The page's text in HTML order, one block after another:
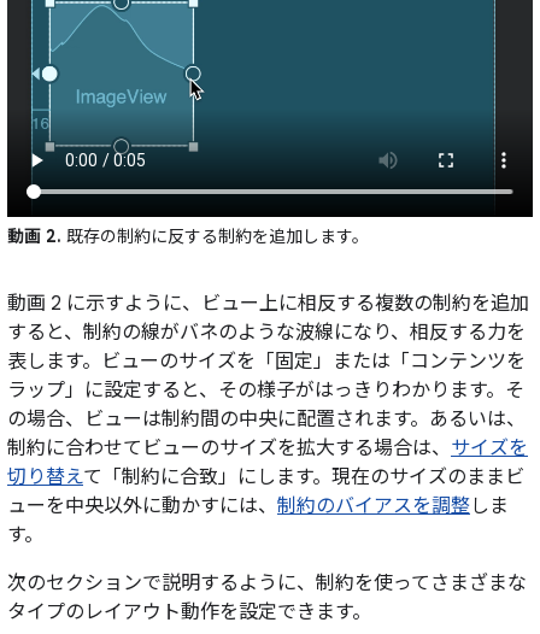
動画 2. 既存の制約に反する制約を追加します。
動画 2 に示すように、ビュー上に相反する複数の制約を追加
すると、制約の線がバネのような波線になり、相反する力を
表します。ビューのサイズを「固定」または「コンテンツを
ラップ」に設定すると、その様子がはっきりわかります。そ
の場合、ビューは制約間の中央に配置されます。あるいは、
制約に合わせてビューのサイズを拡大する場合は、 サイズを
切り替えて「制約に合致」にします。現在のサイズのままビ
ューを中央以外に動かすには、 制約のバイアスを調整しま
す。
次のセクションで説明するように、制約を使ってさまざまな
タイプのレイアウト動作を設定できます。